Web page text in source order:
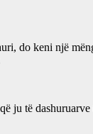
do keni një
të